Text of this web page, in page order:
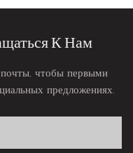
К Нам
почты, чтобы первыми
предложениях.